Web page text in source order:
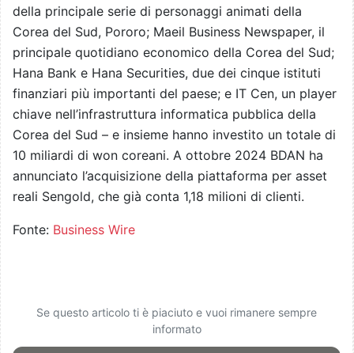
della principale serie di personaggi animati della
Corea del Sud, Pororo; Maeil Business Newspaper, il
principale quotidiano economico della Corea del Sud;
Hana Bank e Hana Securities, due dei cinque istituti
finanziari più importanti del paese; e IT Cen, un player
chiave nell’infrastruttura informatica pubblica della
Corea del Sud – e insieme hanno investito un totale di
10 miliardi di won coreani. A ottobre 2024 BDAN ha
annunciato l’acquisizione della piattaforma per asset
reali Sengold, che già conta 1,18 milioni di clienti.
Fonte: Business Wire
Se questo articolo ti è piaciuto e vuoi rimanere sempre
informato